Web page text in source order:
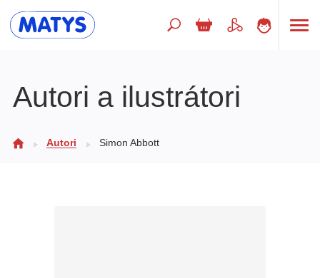
Doplnkový sortiment
Autori a ilustrátori
Autori Simon Abbott